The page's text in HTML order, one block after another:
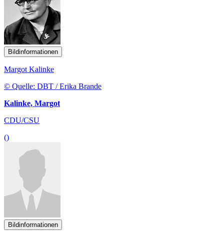
Bildinformationen
Margot Kalinke
© Quelle: DBT / Erika Brande
Kalinke, Margot
CDU/CSU
()
Bildinformationen